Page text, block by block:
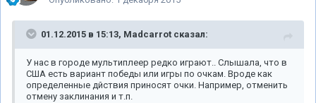
01.12.2015 в 15:13, Madcarrot сказал:
У нас в городе мультиплеер редко играют.. Слышала, что в
США есть вариант победы или игры по очкам. Вроде как
определенные дйствия приносят очки. Например, отменить
отмену заклинания и т.п.